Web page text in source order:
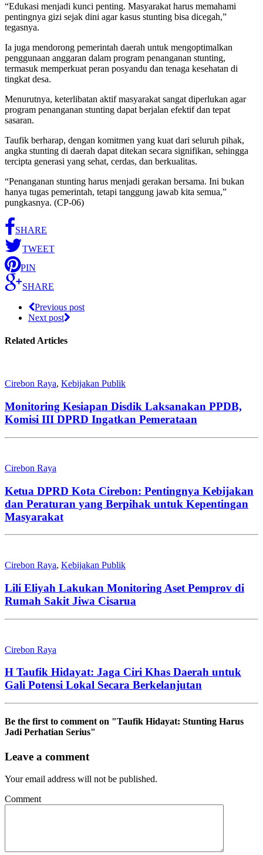
“Edukasi menjadi kunci penting. Masyarakat harus memahami
pentingnya gizi sejak dini agar kasus stunting bisa dicegah,”
tegasnya.
Ia juga mendorong pemerintah daerah untuk mengoptimalkan
penggunaan anggaran dalam program penanganan stunting,
termasuk memperkuat peran posyandu dan tenaga kesehatan di
tingkat desa.
Menurutnya, keterlibatan aktif masyarakat sangat diperlukan agar
program penanganan stunting dapat berjalan efektif dan tepat
sasaran.
Taufik berharap, dengan komitmen yang kuat dari seluruh pihak,
angka stunting di daerah dapat ditekan secara signifikan, sehingga
tercipta generasi yang sehat, cerdas, dan berkualitas.
“Penanganan stunting harus menjadi gerakan bersama. Ini bukan
hanya tugas pemerintah, tetapi tanggung jawab kita semua,”
pungkasnya. (CP-06)
SHARE
TWEET
PIN
SHARE
Previous post
Next post
Related Articles
Cirebon Raya, Kebijakan Publik
Monitoring Kesiapan Disdik Laksanakan PPDB,
Komisi III DPRD Ingatkan Pemerataan
Cirebon Raya
Ketua DPRD Kota Cirebon: Pentingnya Kebijakan
dan Peraturan yang Berpihak untuk Kepentingan
Masyarakat
Cirebon Raya, Kebijakan Publik
Lili Eliyah Lakukan Monitoring Aset Pemprov di
Rumah Sakit Jiwa Cisarua
Cirebon Raya
H Taufik Hidayat: Jaga Ciri Khas Daerah untuk
Gali Potensi Lokal Secara Berkelanjutan
Be the first to comment on "Taufik Hidayat: Stunting Harus
Jadi Perhatian Serius"
Leave a comment
Your email address will not be published.
Comment